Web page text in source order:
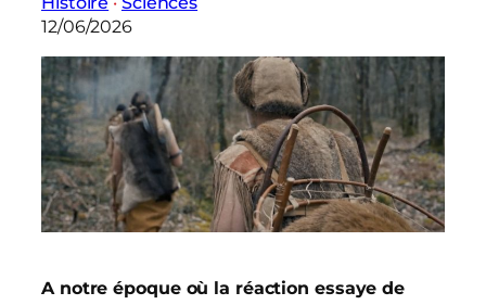
12/06/2026
A notre époque où la réaction essaye de